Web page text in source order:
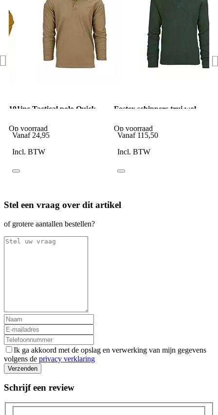
101inc Tactical polo Quick
Op voorraad
Vanaf 24,95
Incl. BTW
Fostex schippers trui wol
Op voorraad
Vanaf 115,50
Incl. BTW
Stel een vraag over dit artikel
of grotere aantallen bestellen?
Ik ga akkoord met de opslag en verwerking van mijn gegevens
volgens de privacy verklaring
Verzenden
Schrijf een review